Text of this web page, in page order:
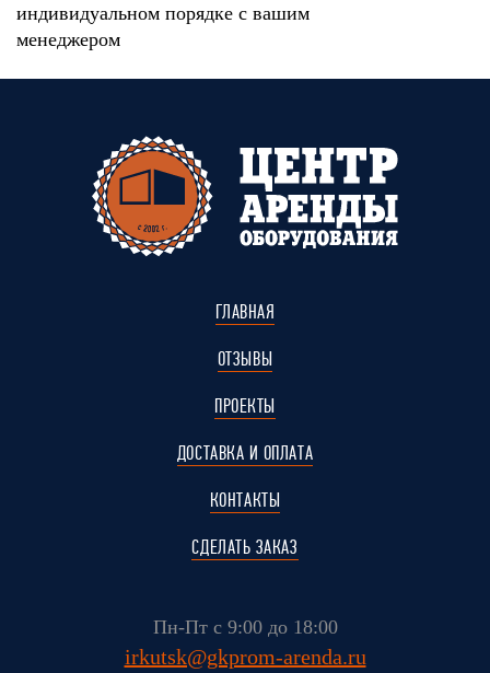
индивидуальном порядке с вашим
менеджером
ГЛАВНАЯ
ОТЗЫВЫ
ПРОЕКТЫ
ДОСТАВКА И ОПЛАТА
КОНТАКТЫ
СДЕЛАТЬ ЗАКАЗ
Пн-Пт с 9:00 до 18:00
irkutsk@gkprom-arenda.ru